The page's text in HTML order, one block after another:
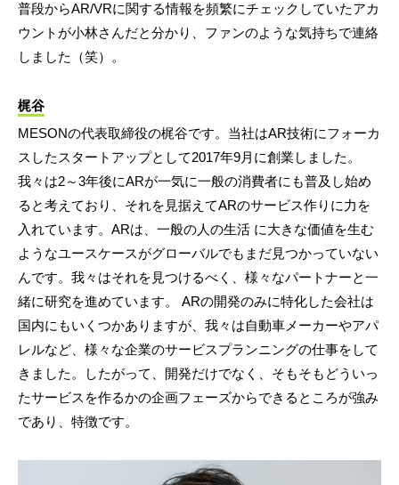
普段からAR/VRに関する情報を頻繁にチェックしていたアカ
ウントが小林さんだと分かり、ファンのような気持ちで連絡
しました（笑）。
梶谷
MESONの代表取締役の梶谷です。当社はAR技術にフォーカ
スしたスタートアップとして2017年9月に創業しました。
我々は2～3年後にARが一気に一般の消費者にも普及し始め
ると考えており、それを見据えてARのサービス作りに力を
入れています。ARは、一般の人の生活 に大きな価値を生む
ようなユースケースがグローバルでもまだ見つかっていない
んです。我々はそれを見つけるべく、様々なパートナーと一
緒に研究を進めています。 ARの開発のみに特化した会社は
国内にもいくつかありますが、我々は自動車メーカーやアパ
レルなど、様々な企業のサービスプランニングの仕事をして
きました。したがって、開発だけでなく、そもそもどういっ
たサービスを作るかの企画フェーズからできるところが強み
であり、特徴です。